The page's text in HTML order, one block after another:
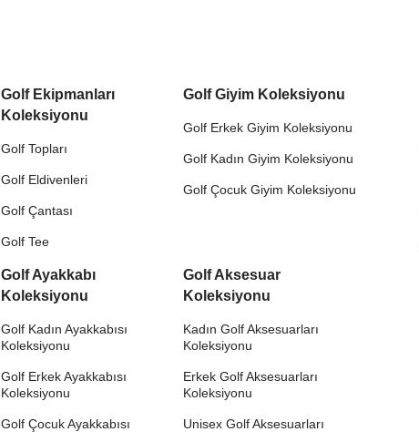
Golf Ekipmanları
Koleksiyonu
Golf Topları
Golf Eldivenleri
Golf Çantası
Golf Tee
Golf Giyim Koleksiyonu
Golf Erkek Giyim Koleksiyonu
Golf Kadın Giyim Koleksiyonu
Golf Çocuk Giyim Koleksiyonu
Golf Ayakkabı
Koleksiyonu
Golf Kadın Ayakkabısı
Koleksiyonu
Golf Erkek Ayakkabısı
Koleksiyonu
Golf Çocuk Ayakkabısı
Golf Aksesuar
Koleksiyonu
Kadın Golf Aksesuarları
Koleksiyonu
Erkek Golf Aksesuarları
Koleksiyonu
Unisex Golf Aksesuarları